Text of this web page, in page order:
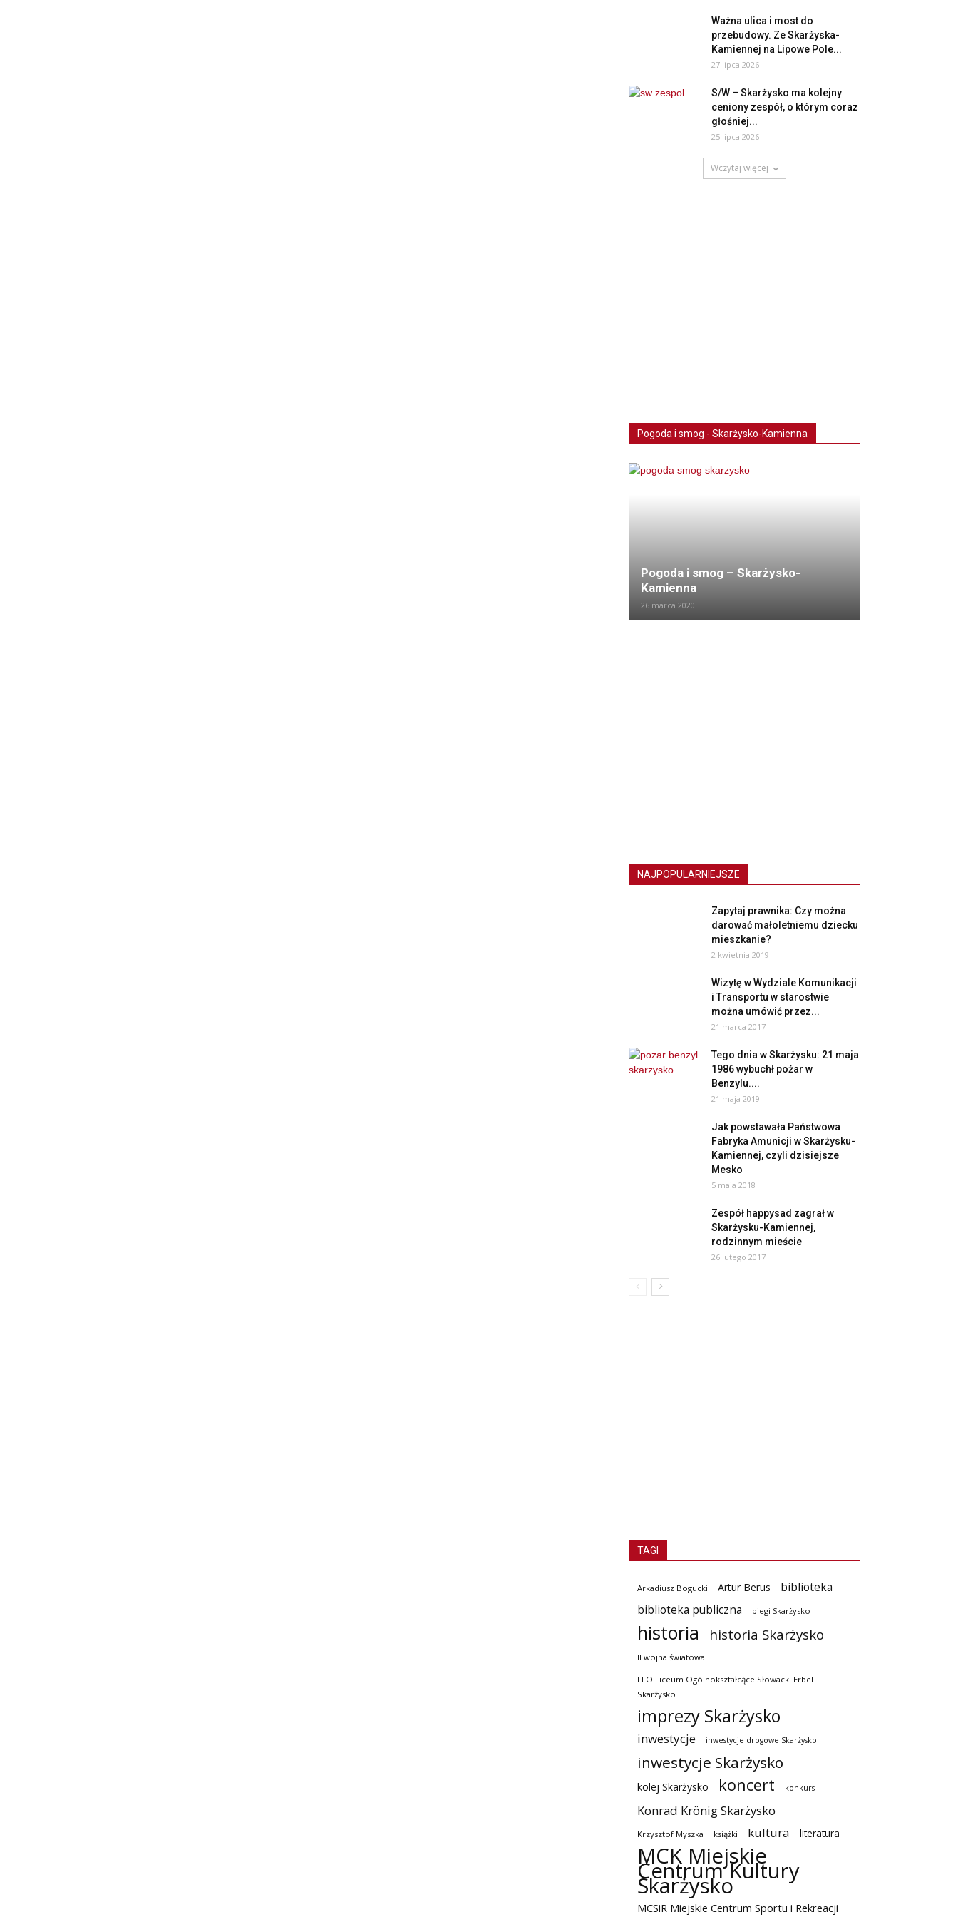
Ważna ulica i most do
przebudowy. Ze Skarżyska-
Kamiennej na Lipowe Pole...
27 lipca 2026
S/W – Skarżysko ma kolejny
ceniony zespół, o którym coraz
głośniej...
25 lipca 2026
Wczytaj więcej
Pogoda i smog - Skarżysko-Kamienna
Pogoda i smog – Skarżysko-
Kamienna
26 marca 2020
NAJPOPULARNIEJSZE
Zapytaj prawnika: Czy można
darować małoletniemu dziecku
mieszkanie?
2 kwietnia 2019
Wizytę w Wydziale Komunikacji
i Transportu w starostwie
można umówić przez...
21 marca 2017
Tego dnia w Skarżysku: 21 maja
1986 wybuchł pożar w
Benzylu....
21 maja 2019
Jak powstawała Państwowa
Fabryka Amunicji w Skarżysku-
Kamiennej, czyli dzisiejsze
Mesko
5 maja 2018
Zespół happysad zagrał w
Skarżysku-Kamiennej,
rodzinnym mieście
26 lutego 2017
TAGI
Arkadiusz Bogucki Artur Berus
biblioteka
biblioteka publiczna
biegi Skarżysko
historia historia Skarżysko
II wojna światowa
I LO Liceum Ogólnokształcące Słowacki Erbel
Skarżysko
imprezy Skarżysko
inwestycje inwestycje drogowe Skarżysko
inwestycje Skarżysko
kolej Skarżysko koncert konkurs
Konrad Krönig Skarżysko
Krzysztof Myszka książki kultura literatura
MCK Miejskie
Centrum Kultury
Skarżysko
MCSiR Miejskie Centrum Sportu i Rekreacji